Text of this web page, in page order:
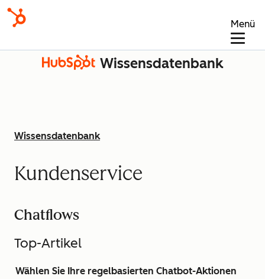
Menü
Wissensdatenbank
Wissensdatenbank
Kundenservice
Chatflows
Top-Artikel
Wählen Sie Ihre regelbasierten Chatbot-Aktionen